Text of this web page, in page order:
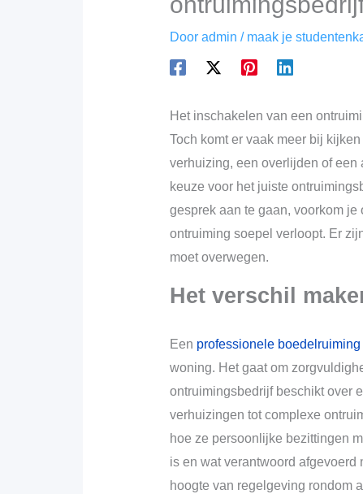
Door admin / maak je
Het inschakelen van een
Toch komt er vaak meer bij
verhuizing, een overlijden of een
keuze voor het juiste
gesprek aan te gaan, voorkom
ontruiming soepel verloopt. Er
moet overwegen.
Het verschil
Een professionele boedelruiming
woning. Het gaat om
ontruimingsbedrijf beschikt over
verhuizingen tot complexe
hoe ze persoonlijke bezittingen
is en wat verantwoord
hoogte van regelgeving rondom